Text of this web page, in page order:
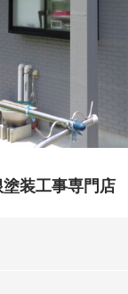
塗装工事専門